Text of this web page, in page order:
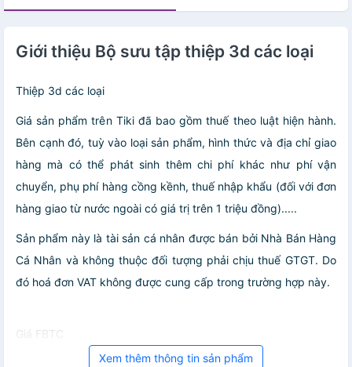
Giới thiệu Bộ sưu tập thiệp 3d các loại
Thiệp 3d các loại
Giá sản phẩm trên Tiki đã bao gồm thuế theo luật hiện hành.
Bên cạnh đó, tuỳ vào loại sản phẩm, hình thức và địa chỉ giao
hàng mà có thể phát sinh thêm chi phí khác như phí vận
chuyển, phụ phí hàng cồng kềnh, thuế nhập khẩu (đối với đơn
hàng giao từ nước ngoài có giá trị trên 1 triệu đồng).....
Sản phẩm này là tài sản cá nhân được bán bởi Nhà Bán Hàng
Cá Nhân và không thuộc đối tượng phải chịu thuế GTGT. Do
đó hoá đơn VAT không được cung cấp trong trường hợp này.
Giá FBTC
Xem thêm thông tin sản phẩm